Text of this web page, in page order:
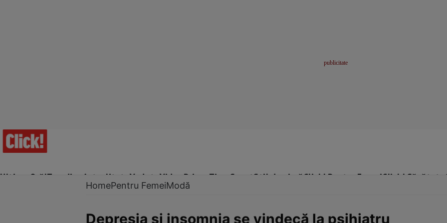
Ultima Oră!Trending Actualitate Vedete Video Prime Time SportStil de viațăClick! Pentru FemeiClick! Sănătate
HomePentru FemeiModă
Depresia şi insomnia se vindecă la psihiatru